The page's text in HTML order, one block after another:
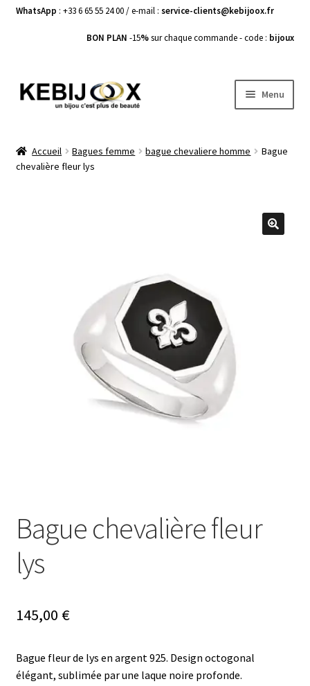
WhatsApp : +33 6 65 55 24 00 / e-mail : service-clients@kebijoox.fr
BON PLAN -15%sur chaque commande - code : bijoux
Aller
à
Aller
au
Menu
Boucles d’Oreilles
Nos offres bijoux
Accueil Bagues femme bague chevaliere homme
Bague
chevalière fleur lys
Bague chevalière fleur
lys
145,00 €
Bague fleur de lys en argent 925. Design octogonal
élégant, sublimée par une laque noire profonde.